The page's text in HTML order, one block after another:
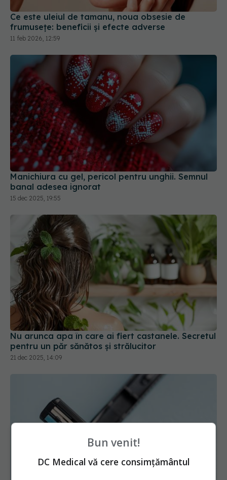
Ce este uleiul de tamanu, noua obsesie de
frumusețe: beneficii și efecte adverse
11 feb 2026, 12:59
Manichiura cu gel, pericol pentru unghii. Semnul
banal adesea ignorat
15 dec 2025, 19:55
Nu arunca apa în care ai fiert castanele. Secretul
pentru un păr sănătos și strălucitor
21 dec 2025, 14:09
Bun venit!
DC Medical vă cere consimțământul